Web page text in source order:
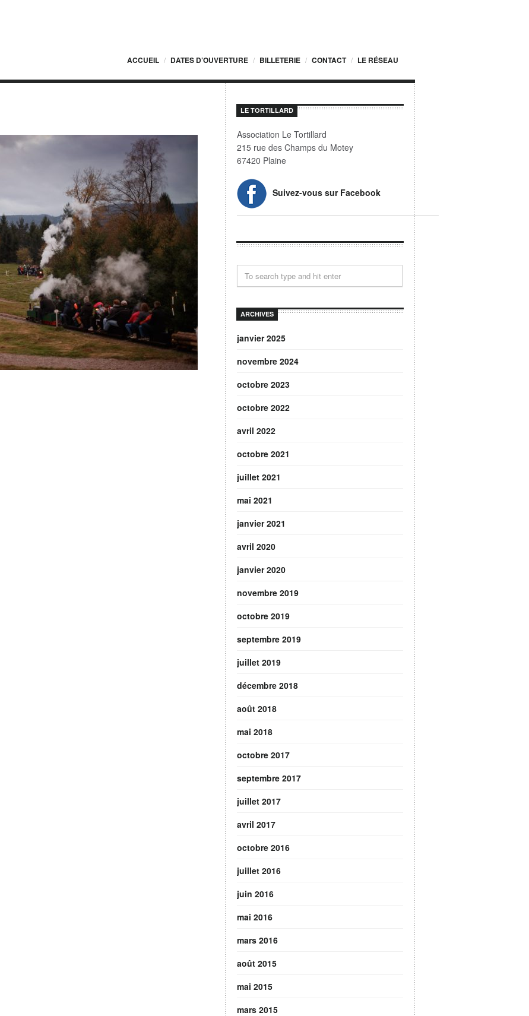
ACCUEIL DATES D’OUVERTURE BILLETERIE CONTACT LE RÉSEAU
LE TORTILLARD
Association Le Tortillard
215 rue des Champs du Motey
67420 Plaine
Suivez-vous sur Facebook
ARCHIVES
janvier 2025
novembre 2024
octobre 2023
octobre 2022
avril 2022
octobre 2021
juillet 2021
mai 2021
janvier 2021
avril 2020
janvier 2020
novembre 2019
octobre 2019
septembre 2019
juillet 2019
décembre 2018
août 2018
mai 2018
octobre 2017
septembre 2017
juillet 2017
avril 2017
octobre 2016
juillet 2016
juin 2016
mai 2016
mars 2016
août 2015
mai 2015
mars 2015